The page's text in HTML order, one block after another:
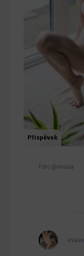
Příspěvek
Foto @evaaa
evaaa